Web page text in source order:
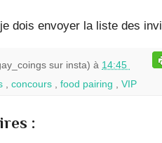
dois envoyer la liste des
sur insta) à 14:45
concours food pairing VIP
: